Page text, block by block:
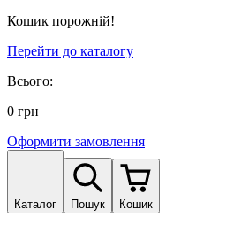
Кошик порожній!
Перейти до каталогу
Всього:
0 грн
Оформити замовлення
Каталог Пошук Кошик